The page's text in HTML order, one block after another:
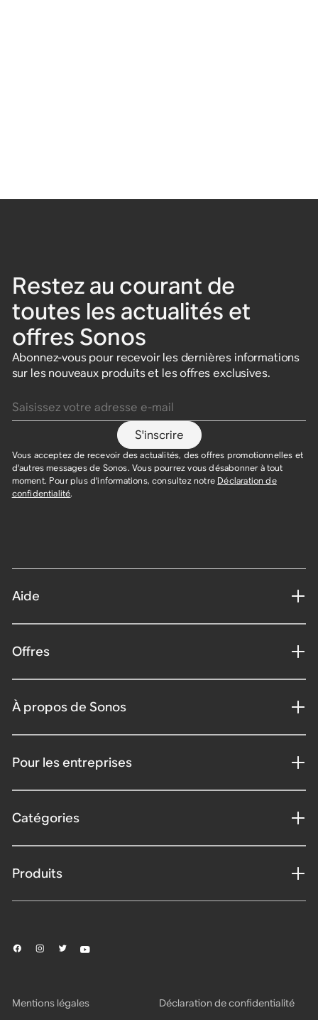
Restez au courant de
toutes les actualités et
offres Sonos
Abonnez-vous pour recevoir les dernières informations
sur les nouveaux produits et les offres exclusives.
S'inscrire
Vous acceptez de recevoir des actualités, des offres promotionnelles et
d'autres messages de Sonos. Vous pourrez vous désabonner à tout
moment. Pour plus d'informations, consultez notre Déclaration de
confidentialité.
Aide
Offres
À propos de Sonos
Pour les entreprises
Catégories
Produits
Mentions légales Déclaration de confidentialité